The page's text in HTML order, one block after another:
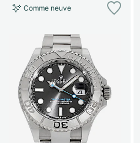
Comme neuve